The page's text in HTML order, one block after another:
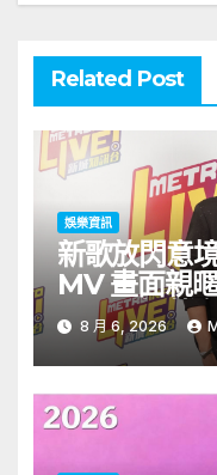
Related Post
娛樂資訊
新歌放閃意
MV 畫面親
一日三場熱
8 月 6, 2026